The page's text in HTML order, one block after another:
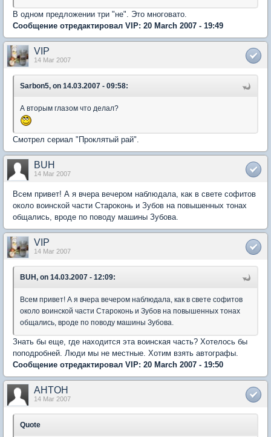
В одном предложении три "не". Это многовато.
Сообщение отредактировал VIP: 20 March 2007 - 19:49
VIP
14 Mar 2007
Sarbon5, on 14.03.2007 - 09:58:
А вторым глазом что делал?
Смотрел сериал "Проклятый рай".
BUH
14 Mar 2007
Всем привет! А я вчера вечером наблюдала, как в свете софитов
около воинской части Староконь и Зубов на повышенных тонах
общались, вроде по поводу машины Зубова.
VIP
14 Mar 2007
BUH, on 14.03.2007 - 12:09:
Всем привет! А я вчера вечером наблюдала, как в свете софитов
около воинской части Староконь и Зубов на повышенных тонах
общались, вроде по поводу машины Зубова.
Знать бы еще, где находится эта воинская часть? Хотелось бы
поподробней. Люди мы не местные. Хотим взять автографы.
Сообщение отредактировал VIP: 20 March 2007 - 19:50
AHTOH
14 Mar 2007
Quote